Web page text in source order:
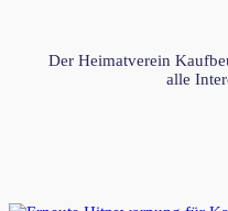
Der Heimatverein
alle